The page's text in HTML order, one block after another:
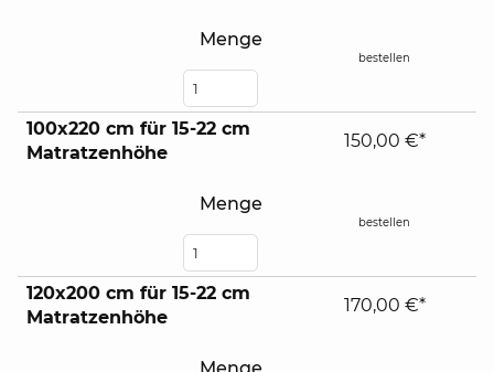
Menge
bestellen
100x220 cm für 15-22 cm
Matratzenhöhe
Menge
150,00 €*
bestellen
120x200 cm für 15-22 cm
Matratzenhöhe
170,00 €*